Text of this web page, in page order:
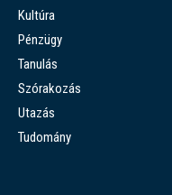
Kultúra
Pénzügy
Tanulás
Szórakozás
Utazás
Tudomány